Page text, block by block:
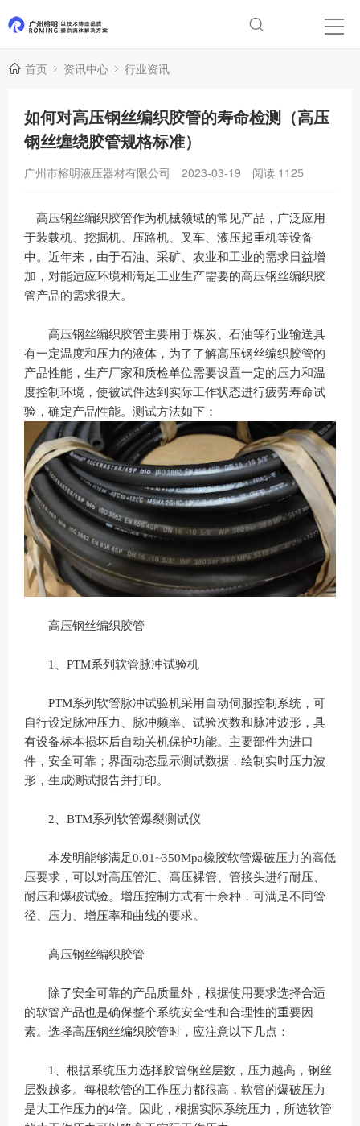
首页 资讯中心 行业资讯
如何对高压钢丝编织胶管的寿命检测（高压
钢丝缠绕胶管规格标准）
广州市榕明液压器材有限公司 2023-03-19 阅读 1125
高压钢丝编织胶管作为机械领域的常见产品，广泛应用
于装载机、挖掘机、压路机、叉车、液压起重机等设备
中。近年来，由于石油、采矿、农业和工业的需求日益增
加，对能适应环境和满足工业生产需要的高压钢丝编织胶
管产品的需求很大。
高压钢丝编织胶管主要用于煤炭、石油等行业输送具
有一定温度和压力的液体，为了了解高压钢丝编织胶管的
产品性能，生产厂家和质检单位需要设置一定的压力和温
度控制环境，使被试件达到实际工作状态进行疲劳寿命试
验，确定产品性能。测试方法如下：
高压钢丝编织胶管
1、PTM系列软管脉冲试验机
PTM系列软管脉冲试验机采用自动伺服控制系统，可
自行设定脉冲压力、脉冲频率、试验次数和脉冲波形，具
有设备标本损坏后自动关机保护功能。主要部件为进口
件，安全可靠；界面动态显示测试数据，绘制实时压力波
形，生成测试报告并打印。
2、BTM系列软管爆裂测试仪
本发明能够满足0.01~350Mpa橡胶软管爆破压力的高低
压要求，可以对高压管汇、高压裸管、管接头进行耐压、
耐压和爆破试验。增压控制方式有十余种，可满足不同管
径、压力、增压率和曲线的要求。
高压钢丝编织胶管
除了安全可靠的产品质量外，根据使用要求选择合适
的软管产品也是确保整个系统安全性和合理性的重要因
素。选择高压钢丝编织胶管时，应注意以下几点：
1、根据系统压力选择胶管钢丝层数，压力越高，钢丝
层数越多。每根软管的工作压力都很高，软管的爆破压力
是大工作压力的4倍。因此，根据实际系统压力，所选软管